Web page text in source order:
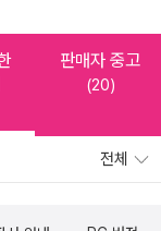
판매자 중고
(20)
전체